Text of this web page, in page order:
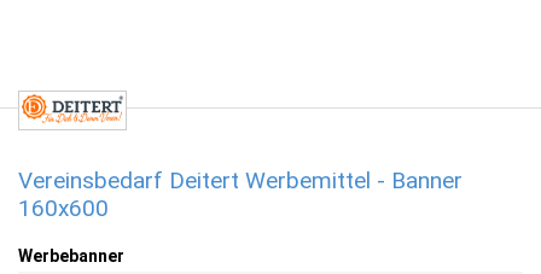
Vereinsbedarf Deitert Werbemittel - Banner
160x600
Werbebanner